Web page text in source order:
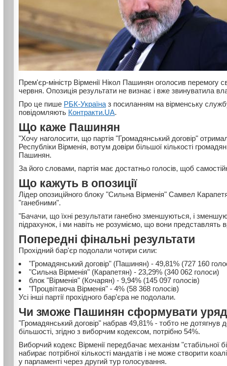
Прем'єр-міністр Вірменії Нікол Пашинян оголосив перемогу
червня. Опозиція результати не визнає і вже звинуватила
Про це пише РБК-Україна з посиланням на вірменську
повідомляють Контракти.UA.
Що каже Пашинян
"Хочу наголосити, що партія "Громадянський договір"
Республіки Вірменія, вотум довіри більшої кількості
Пашинян.
За його словами, партія має достатньо голосів, щоб
Що кажуть в опозиції
Лідер опозиційного блоку "Сильна Вірменія" Самвел
"ганебними".
"Бачачи, що їхні результати ганебно зменшуються, і
підрахунок, і ми навіть не розуміємо, що вони представлять
Попередні фінальні результати
Прохідний бар'єр подолали чотири сили:
"Громадянський договір" (Пашинян) - 49,81% (727 160
"Сильна Вірменія" (Карапетян) - 23,29% (340 062 голоси)
блок "Вірменія" (Кочарян) - 9,94% (145 097 голосів)
"Процвітаюча Вірменія" - 4% (58 368 голосів)
Усі інші партії прохідного бар'єра не подолали.
Чи зможе Пашинян сформувати уряд
"Громадянський договір" набрав 49,81% - тобто не дотягнув
більшості, згідно з виборчим кодексом, потрібно 54%.
Виборчий кодекс Вірменії передбачає механізм "стабільної
набирає потрібної кількості мандатів і не може створити
у парламенті через другий тур голосування.